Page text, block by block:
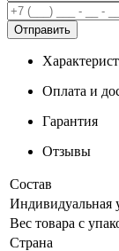
Оплата и
Гарантия
Отзывы
Состав
Индивидуальная
Вес товара с
Страна